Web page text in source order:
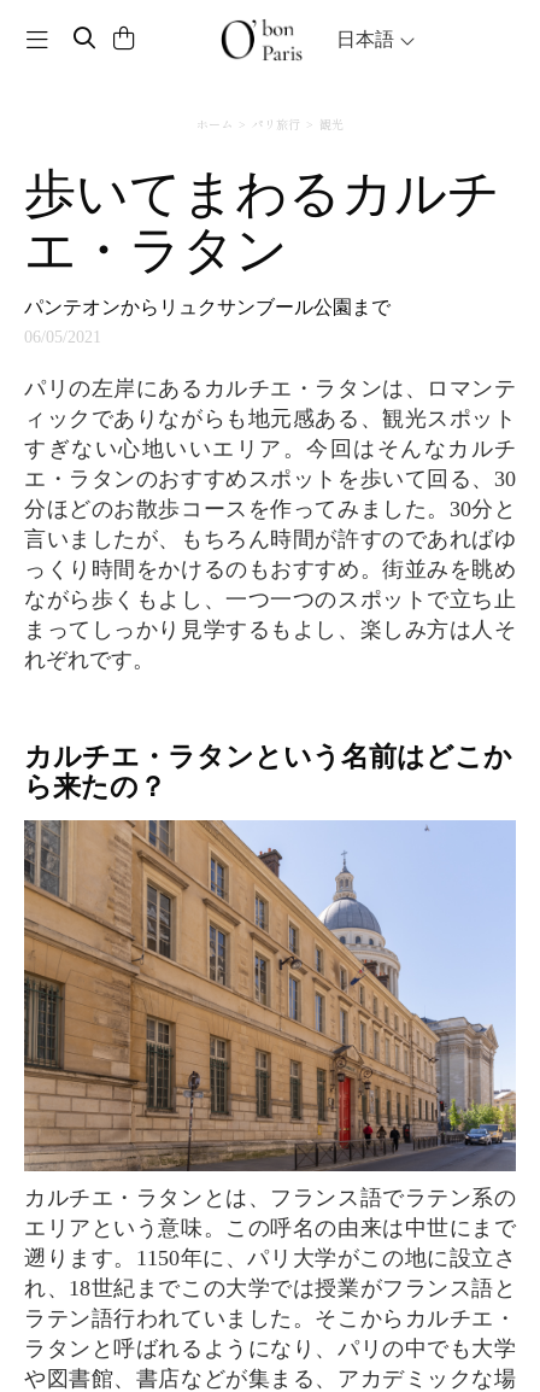
Toggle navigation 日本語
ホーム パリ旅行 観光
歩いてまわるカルチ
エ・ラタン
パンテオンからリュクサンブール公園まで
06/05/2021
パリの左岸にあるカルチエ・ラタンは、ロマンテ
ィックでありながらも地元感ある、観光スポット
すぎない心地いいエリア。今回はそんなカルチ
エ・ラタンのおすすめスポットを歩いて回る、30
分ほどのお散歩コースを作ってみました。30分と
言いましたが、もちろん時間が許すのであればゆ
っくり時間をかけるのもおすすめ。街並みを眺め
ながら歩くもよし、一つ一つのスポットで立ち止
まってしっかり見学するもよし、楽しみ方は人そ
れぞれです。
カルチエ・ラタンという名前はどこか
ら来たの？
カルチエ・ラタンとは、フランス語でラテン系の
エリアという意味。この呼名の由来は中世にまで
遡ります。1150年に、パリ大学がこの地に設立さ
れ、18世紀までこの大学では授業がフランス語と
ラテン語行われていました。そこからカルチエ・
ラタンと呼ばれるようになり、パリの中でも大学
や図書館、書店などが集まる、アカデミックな場